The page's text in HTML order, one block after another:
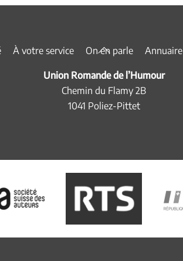
Back
Top
À votre service On en parle Annuaire
Union Romande de l’Humour
Chemin du Flamy 2B
1041 Poliez-Pittet